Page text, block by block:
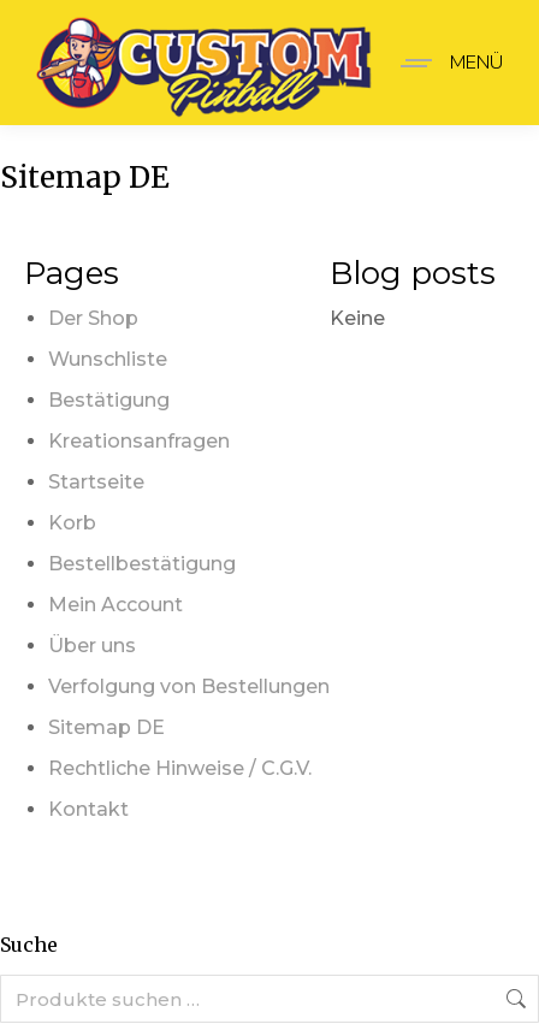
MENÜ
Sitemap DE
Pages
Der Shop
Wunschliste
Bestätigung
Kreationsanfragen
Startseite
Korb
Bestellbestätigung
Mein Account
Über uns
Verfolgung von Bestellungen
Sitemap DE
Rechtliche Hinweise / C.G.V.
Kontakt
Blog posts
Keine
Suche